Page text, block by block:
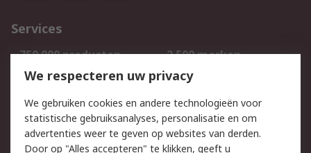
Services
750.000 producten
2.500 merken
Bestellen
Inkoopoplossingen
Track & Trace
Wettelijk
We respecteren uw privacy
We gebruiken cookies en andere technologieën voor
statistische gebruiksanalyses, personalisatie en om
advertenties weer te geven op websites van derden.
Door op "Alles accepteren" te klikken, geeft u